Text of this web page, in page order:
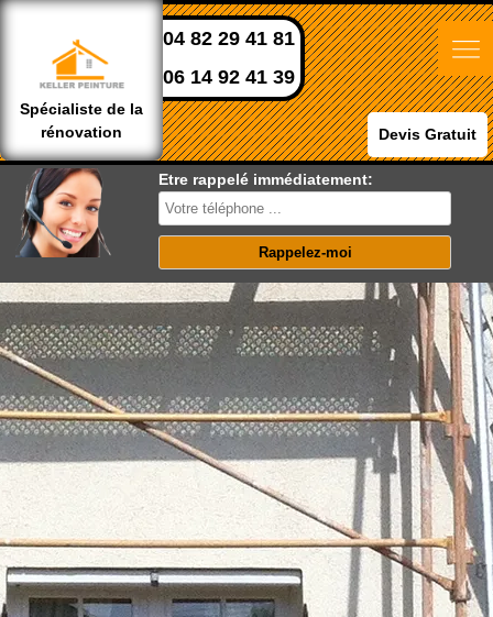
Spécialiste de la
rénovation
04 82 29 41 81
06 14 92 41 39
Devis Gratuit
Etre rappelé immédiatement: